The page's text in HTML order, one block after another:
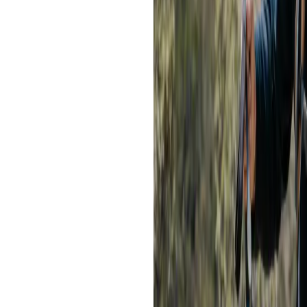
¿Puedo llegar por cuenta
Sí, aunque requiere más
público en el terminal de
contratas un taxi hasta
siempre hay taxis disponibles al
vuelta con el mismo conductor.
En esta modalidad, el ingreso
agua, snacks, mapas offline y
primera vez en altura, recomiendo
¿Cuánto cuesta la entrada a
El acceso está gestionado por
o Soraypampa. Lleva efectivo:
aprox. S/ 20
aprox. S/ 10
Tip: considera efectivo para
¿Qué hacer en la Laguna
Contemplar y fotografiar la